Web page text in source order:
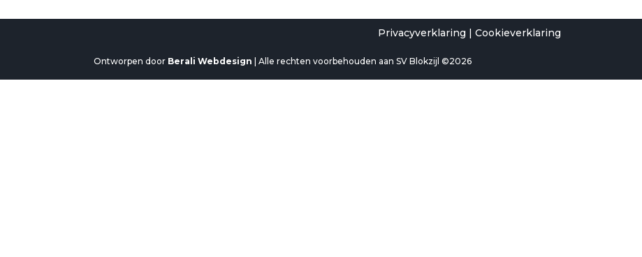
Privacyverklaring | Cookieverklaring
Ontworpen door Berali Webdesign | Alle rechten voorbehouden aan SV Blokzijl ©2026